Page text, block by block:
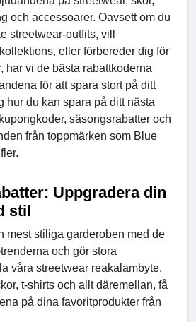
och accessoarer. Oavsett om du
streetwear-outfits, vill
eller förbereder dig för
har vi de bästa rabattkoderna
för att spara stort på ditt
hur du kan spara på ditt nästa
säsongsrabatter och
från toppmärken som Blue
Uppgradera din
stil
mest stiliga garderoben med de
och gör stora
våra streetwear reakalambyte.
t-shirts och allt däremellan, få
på dina favoritprodukter från